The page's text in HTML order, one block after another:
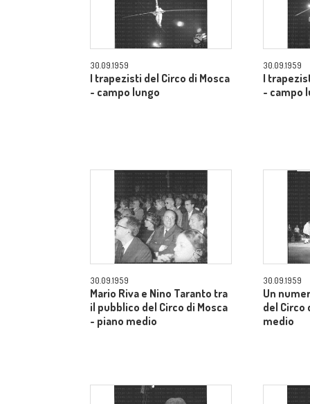
30.09.1959
I trapezisti del Circo di Mosca
- campo lungo
30.09.1959
I
- campo
30.09.1959
Mario Riva e Nino Taranto tra
il pubblico del Circo di Mosca
- piano medio
30.09.1959
Un
del Circo
medio